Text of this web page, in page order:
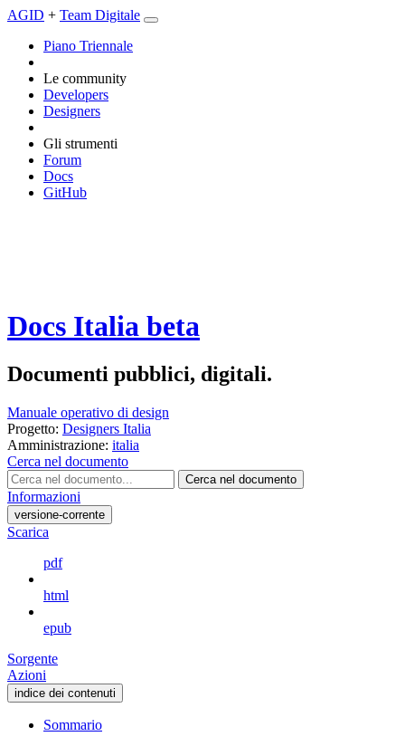
AGID + Team Digitale
Piano Triennale
Le community
Developers
Designers
Gli strumenti
Forum
Docs
GitHub
Docs Italia beta
Documenti pubblici, digitali.
Manuale operativo di design
Progetto: Designers Italia
Amministrazione: italia
Cerca nel documento
Cerca nel documento
Informazioni
versione-corrente
Scarica
pdf
html
epub
Sorgente
Azioni
indice dei contenuti
Sommario